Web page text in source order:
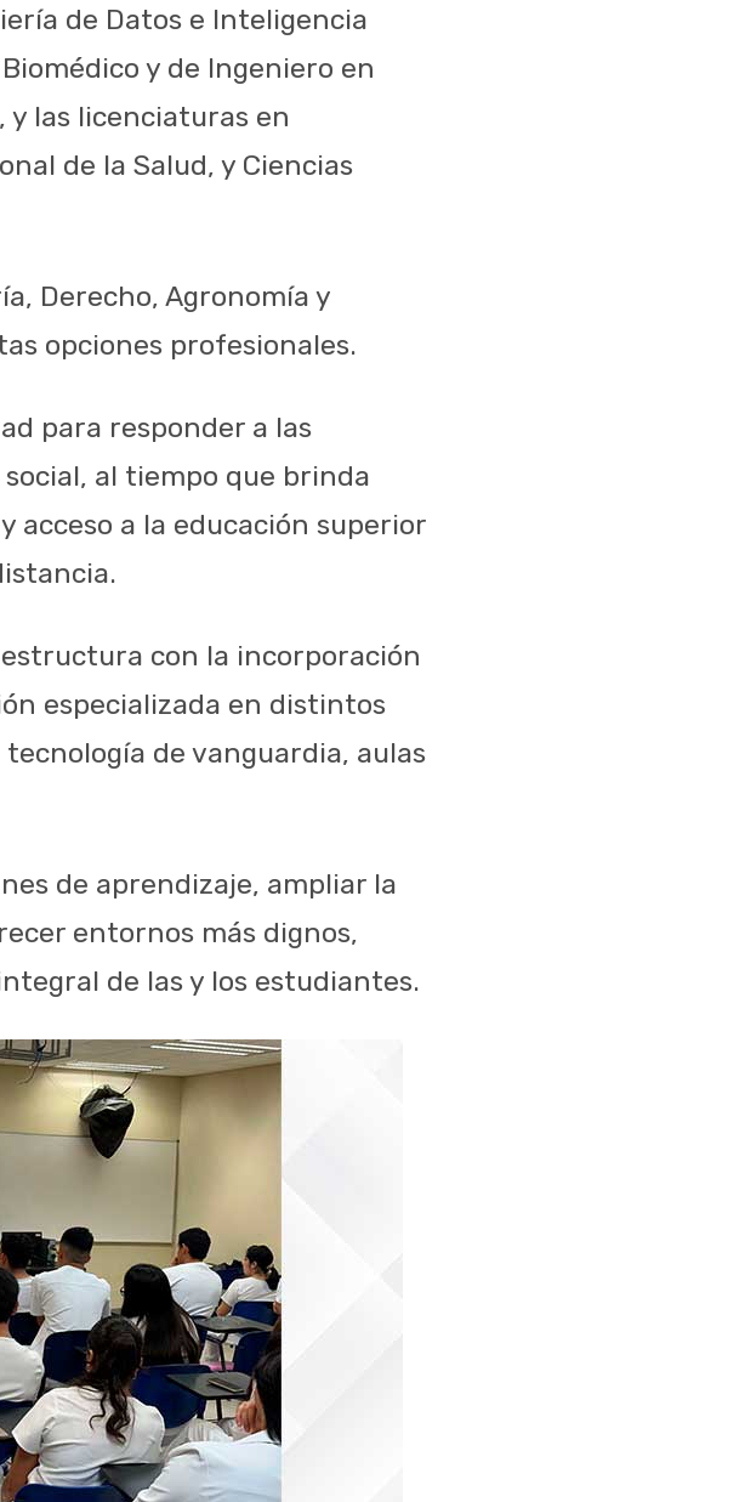
de Datos e Inteligencia
y de Ingeniero en
y las licenciaturas en
de la Salud, y Ciencias
Derecho, Agronomía y
opciones profesionales.
para responder a las
al tiempo que brinda
acceso a la educación superior
con la incorporación
especializada en distintos
de vanguardia, aulas
de aprendizaje, ampliar la
entornos más dignos,
de las y los estudiantes.